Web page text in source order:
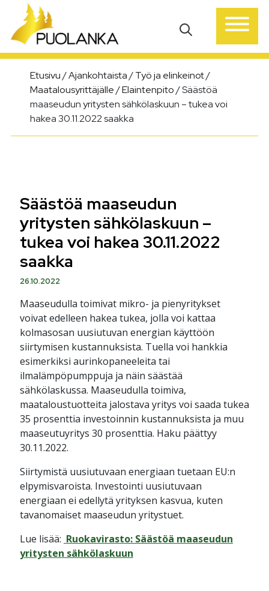
Päävalikko
Etusivu/Ajankohtaista/Työ ja elinkeinot/
Maatalousyrittäjälle/Elaintenpito/Säästöä
maaseudun yritysten sähkölaskuun – tukea voi
hakea 30.11.2022 saakka
Säästöä maaseudun
yritysten sähkölaskuun –
tukea voi hakea 30.11.2022
saakka
26.10.2022
Maaseudulla toimivat mikro- ja pienyritykset
voivat edelleen hakea tukea, jolla voi kattaa
kolmasosan uusiutuvan energian käyttöön
siirtymisen kustannuksista. Tuella voi hankkia
esimerkiksi aurinkopaneeleita tai
ilmalämpöpumppuja ja näin säästää
sähkölaskussa. Maaseudulla toimiva,
maataloustuotteita jalostava yritys voi saada tukea
35 prosenttia investoinnin kustannuksista ja muu
maaseutuyritys 30 prosenttia. Haku päättyy
30.11.2022.
Siirtymistä uusiutuvaan energiaan tuetaan EU:n
elpymisvaroista. Investointi uusiutuvaan
energiaan ei edellytä yrityksen kasvua, kuten
tavanomaiset maaseudun yritystuet.
Lue lisää: Ruokavirasto: Säästöä maaseudun
yritysten sähkölaskuun